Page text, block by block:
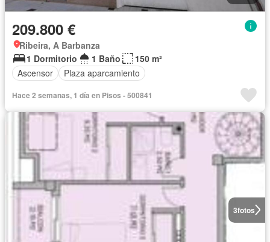
209.800 €
Ribeira, A Barbanza
1 Dormitorio
1 Baño
150 m²
Ascensor
Plaza aparcamiento
Hace 2 semanas, 1 día en Pisos - 500841
3fotos